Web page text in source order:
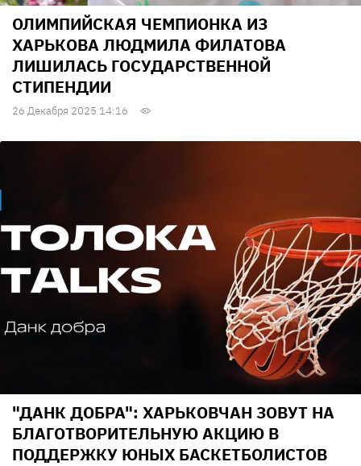
ОЛИМПИЙСКАЯ ЧЕМПИОНКА ИЗ
ХАРЬКОВА ЛЮДМИЛА ФИЛАТОВА
ЛИШИЛАСЬ ГОСУДАРСТВЕННОЙ
СТИПЕНДИИ
26 Декабря 2025 14:16
"ДАНК ДОБРА": ХАРЬКОВЧАН ЗОВУТ НА
БЛАГОТВОРИТЕЛЬНУЮ АКЦИЮ В
ПОДДЕРЖКУ ЮНЫХ БАСКЕТБОЛИСТОВ